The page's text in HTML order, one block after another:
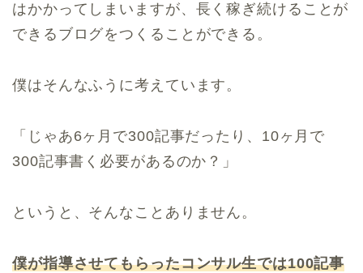
はかかってしまいますが、長く稼ぎ続けることが
できるブログをつくることができる。
僕はそんなふうに考えています。
「じゃあ6ヶ月で300記事だったり、10ヶ月で
300記事書く必要があるのか？」
というと、そんなことありません。
僕が指導させてもらったコンサル生では100記事